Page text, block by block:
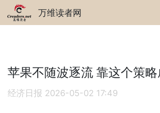
万维读者网
苹果不随波逐流 靠这个策
经济日报 2026-05-02 17:49